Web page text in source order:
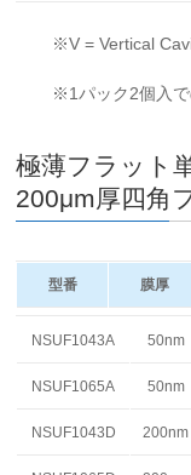
※V = Vertical
※1パック2個入
極薄フラット
200μm厚四角
型番 膜厚
NSUF1043A 50nm
NSUF1065A 50nm
NSUF1043D 200nm